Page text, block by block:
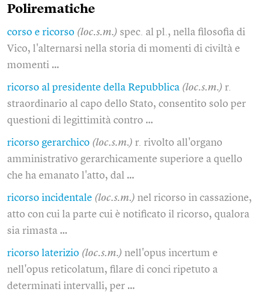
Polirematiche
corso e ricorso (loc.s.m.) spec. al pl., nella filosofia di
Vico, l'alternarsi nella storia di momenti di civiltà e
momenti …
ricorso al presidente della Repubblica (loc.s.m.) r.
straordinario al capo dello Stato, consentito solo per
questioni di legittimità contro …
ricorso gerarchico (loc.s.m.) r. rivolto all'organo
amministrativo gerarchicamente superiore a quello
che ha emanato l'atto, dal …
ricorso incidentale (loc.s.m.) nel ricorso in cassazione,
atto con cui la parte cui è notificato il ricorso, qualora
sia rimasta …
ricorso laterizio (loc.s.m.) nell'opus incertum e
nell'opus reticolatum, filare di conci ripetuto a
determinati intervalli, per …